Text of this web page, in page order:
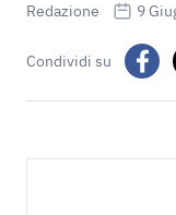
Redazione 9
Condividi su